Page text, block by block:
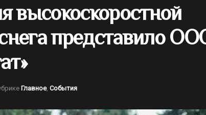
представило
Главное, События